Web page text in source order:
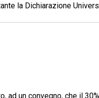
la Dichiarazione
un convegno, che il